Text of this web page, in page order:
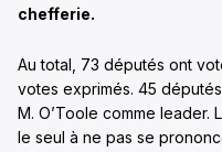
chefferie.
Au total, 73 députés ont
votes exprimés. 45
M. O’Toole comme
le seul à ne pas se